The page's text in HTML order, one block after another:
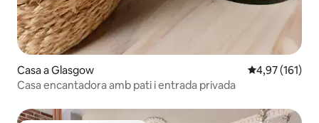
Casa a Glasgow 4,97 de
4,97 (161)
Casa encantadora amb pati i entrada privada